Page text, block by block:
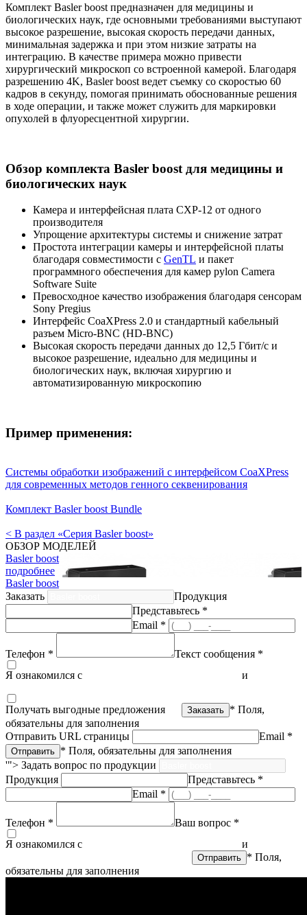
Комплект Basler boost предназначен для медицины и
биологических наук, где основными требованиями выступают
высокое разрешение, высокая скорость передачи данных,
минимальная задержка и при этом низкие затраты на
интеграцию. В качестве примера можно привести
хирургический микроскоп со встроенной камерой. Благодаря
разрешению 4K, Basler boost ведет съемку со скоростью 60
кадров в секунду, помогая принимать обоснованные решения
в ходе операции, и также может служить для маркировки
опухолей в флуоресцентной хирургии.
Обзор комплекта Basler boost для медицины и
биологических наук
Камера и интерфейсная плата CXP-12 от одного
производителя
Упрощение архитектуры системы и снижение затрат
Простота интеграции камеры и интерфейсной платы
благодаря совместимости с GenTL и пакет
программного обеспечения для камер pylon Camera
Software Suite
Превосходное качество изображения благодаря сенсорам
Sony Pregius
Интерфейс CoaXPress 2.0 и стандартный кабельный
разъем Micro-BNC (HD-BNC)
Высокая скорость передачи данных до 12,5 Гбит/с и
высокое разрешение, идеально для медицины и
биологических наук, включая хирургию и
автоматизированную микроскопию
Пример применения:
Системы обработки изображений с интерфейсом CoaXPress
для современных методов генного секвенирования
Комплект Basler boost Bundle
< В раздел «Серия Basler boost»
ОБЗОР МОДЕЛЕЙ
Basler boost
подробнее
Basler boost
Заказать
Продукция
Представьтесь *
Email *
Телефон *
Текст сообщения *
Я ознакомился с
и
Получать выгодные предложения
* Поля,
обязательны для заполнения
Отправить URL страницы
Email *
* Поля, обязательны для заполнения
'"> Задать вопрос по продукции
Продукция
Представьтесь *
Email *
Телефон *
Ваш вопрос *
Я ознакомился с
и
* Поля,
обязательны для заполнения